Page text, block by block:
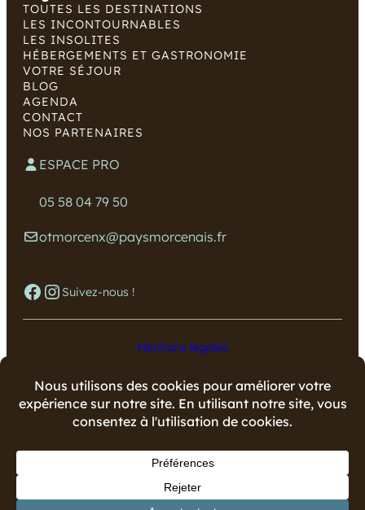
TOUTES LES DESTINATIONS
LES INCONTOURNABLES
LES INSOLITES
HÉBERGEMENTS ET GASTRONOMIE
VOTRE SÉJOUR
BLOG
AGENDA
CONTACT
NOS PARTENAIRES
ESPACE PRO
05 58 04 79 50
otmorcenx@paysmorcenais.fr
Facebook Instagram Suivez-nous !
Mentions légales
Données personnelles